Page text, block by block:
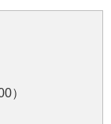
00）